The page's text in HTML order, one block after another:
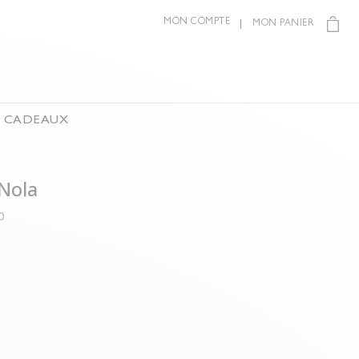
MON PANIER
MON COMPTE
CADEAUX